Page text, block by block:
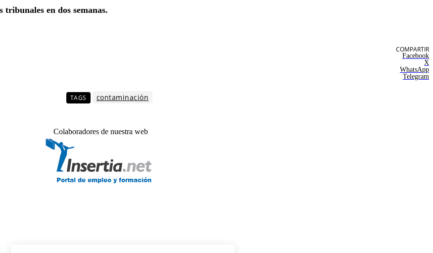
en dos semanas.
COMPARTIR
Facebook
X
WhatsApp
Telegram
TAGS contaminación
Colaboradores de nuestra web